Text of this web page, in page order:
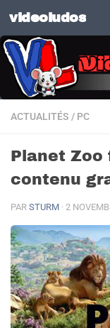
Skip to content
videoludos
ACTUALITÉS / PC
Planet
contenu
PAR STURM · 2